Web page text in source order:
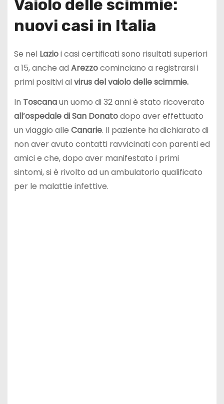
Vaiolo delle scimmie:
nuovi casi in Italia
Se nel Lazioi casi certificati sono risultati superiori
a 15, anche ad Arezzocominciano a registrarsi i
primi positivi alvirus del vaiolo delle scimmie.
In Toscanaun uomo di 32 anni è stato ricoverato
all’ospedale di San Donatodopo aver effettuato
un viaggio alle Canarie. Il paziente ha dichiarato di
non aver avuto contatti ravvicinati con parenti ed
amici e che, dopo aver manifestato i primi
sintomi, si è rivolto ad un ambulatorio qualificato
per le malattie infettive.